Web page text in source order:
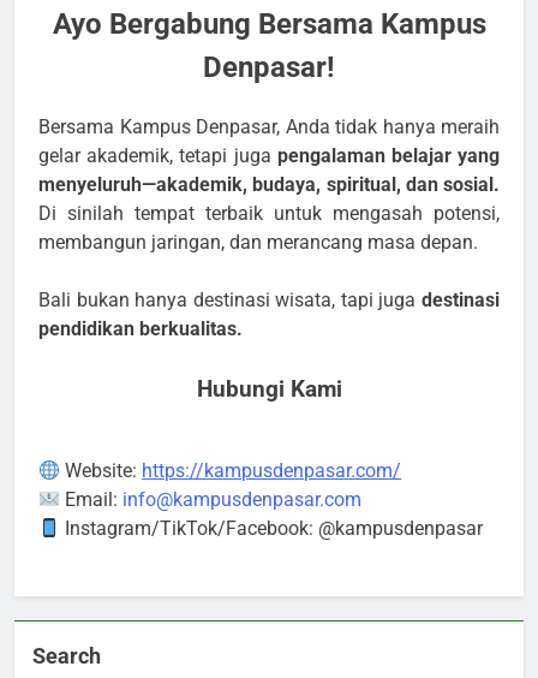
Ayo Bergabung Bersama Kampus
Denpasar!
Bersama Kampus Denpasar, Anda tidak hanya meraih
gelar akademik, tetapi juga pengalaman belajar yang
menyeluruh—akademik, budaya, spiritual, dan sosial.
Di sinilah tempat terbaik untuk mengasah potensi,
membangun jaringan, dan merancang masa depan.
Bali bukan hanya destinasi wisata, tapi juga destinasi
pendidikan berkualitas.
Hubungi Kami
Website: https://kampusdenpasar.com/
Email: info@kampusdenpasar.com
Instagram/TikTok/Facebook: @kampusdenpasar
Search